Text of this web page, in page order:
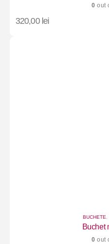
0 out
320,00 lei
BUCHETE,
Buchet
0 out